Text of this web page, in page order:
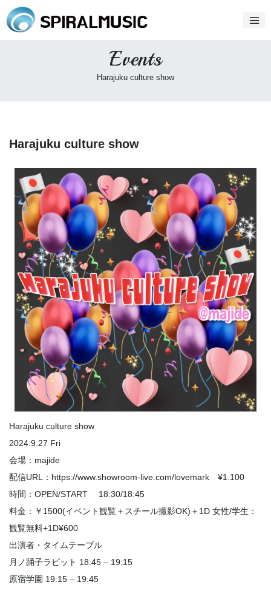
Events
Harajuku culture show
Harajuku culture show
Harajuku culture show
2024.9.27 Fri
会場：majide
配信URL：https://www.showroom-live.com/lovemark ¥1.100
時間：OPEN/START 18:30/18:45
料金：￥1500(イベント観覧＋スチール撮影OK)＋1D 女性/学生：
観覧無料+1D¥600
出演者・タイムテーブル
月ノ踊子ラビット 18:45 – 19:15
原宿学園 19:15 – 19:45